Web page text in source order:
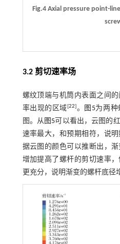
Fig.4 Axial pressure point-
3.2 剪切速率场
螺纹顶端与机筒内表面之间
率出现的区域[22]。 图5为两种
图。从图5可以看出，云图的
速率最大，和预期相符，说
据云图的颜色可以推断出，
增加提高了螺杆的剪切速率
更充分，说明渐变的螺杆底径